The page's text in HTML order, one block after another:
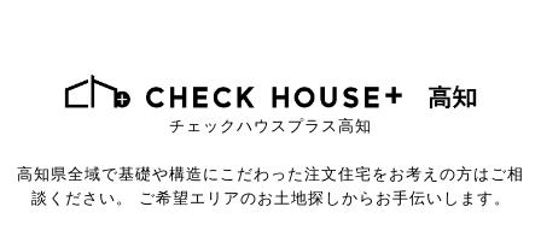
チェックハウスプラス高知
高知県全域で基礎や構造にこだわった注文住宅をお考えの方はご相
談ください。
ご希望エリアのお土地探しからお手伝いします。